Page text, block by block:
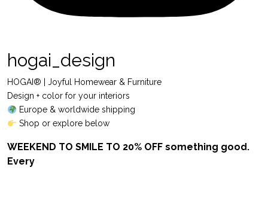
hogai_design
HOGAI® | Joyful Homewear & Furniture
Design + color for your interiors
Europe & worldwide shipping
Shop or explore below
WEEKEND TO SMILE TO 20% OFF something good.
Every